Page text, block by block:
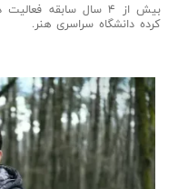
بیش از 4 سال سابقه
کرده دانشگاه سراسری هنر.